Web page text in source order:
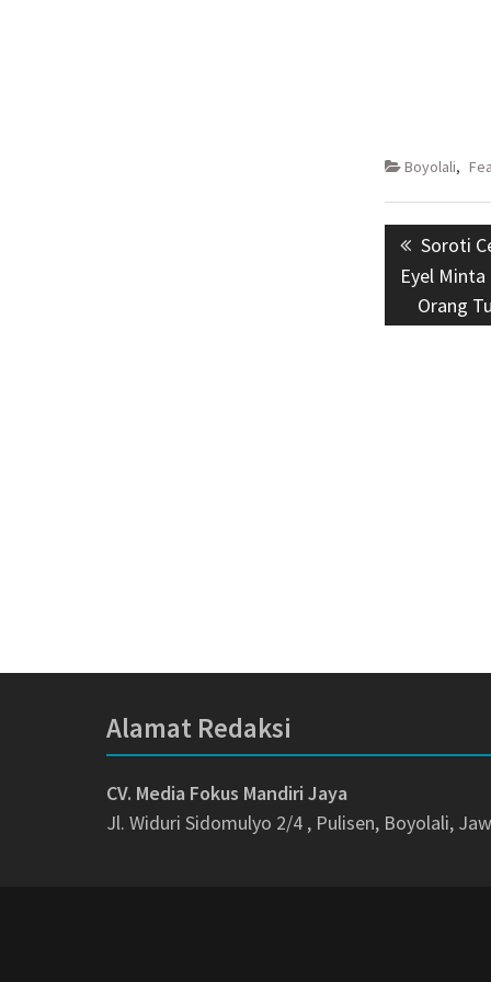
Boyolali,
Navigasi
pos Previous
post:
Soroti
Eyel
Orang
Alamat Redaksi
CV. Media Fokus Mandiri Jaya
Jl. Widuri Sidomulyo 2/4 , Pulisen, Boyolali,